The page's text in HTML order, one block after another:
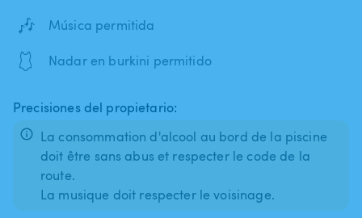
🎶
Música permitida
🩱 Nadar en burkini permitido
Precisiones del propietario:
La consommation d'alcool au bord de la piscine
doit être sans abus et respecter le code de la
route.
La musique doit respecter le voisinage.